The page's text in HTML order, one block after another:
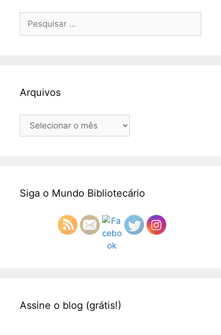
Pesquisar
Arquivos
Arquivos
Siga o Mundo Bibliotecário
Assine o blog (grátis!)